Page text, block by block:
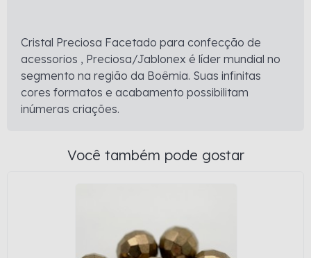
Cristal Preciosa Facetado para confecção de
acessorios , Preciosa/Jablonex é líder mundial no
segmento na região da Boêmia. Suas infinitas
cores formatos e acabamento possibilitam
inúmeras criações.
Você também pode gostar